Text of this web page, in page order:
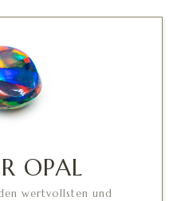
OPAL
wertvollsten und